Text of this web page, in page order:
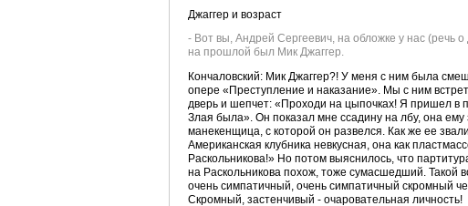
Джаггер и возраст
- Вот вы, Андрей Сергеевич, на обложке у нас (речь
на прошлой был Мик Джаггер.
Кончаловский: Мик Джаггер?! У меня с ним была
опере «Преступление и наказание». Мы с ним
дверь и шепчет: «Проходи на цыпочках! Я пришел в
Злая была». Он показал мне ссадину на лбу, она
манекенщица, с которой он развелся. Как же ее
Американская клубника невкусная, она как
Раскольникова!» Но потом выяснилось, что
на Раскольникова похож, тоже сумасшедший. Такой
очень симпатичный, очень симпатичный скромный
Скромный, застенчивый - очаровательная личность!